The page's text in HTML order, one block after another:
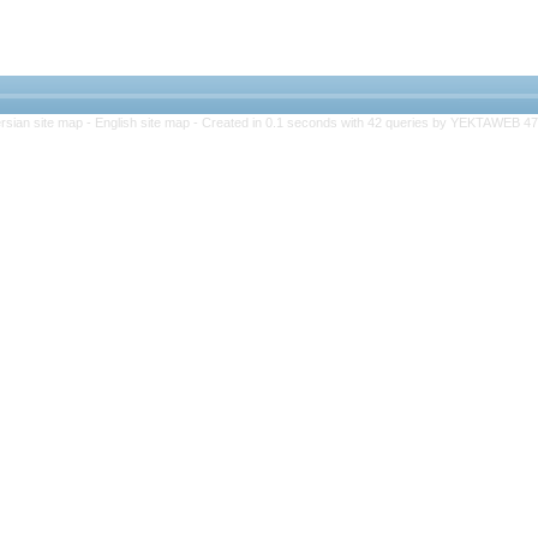
site map - English site map - Created in 0.1 seconds with 42 queries by YEKTAWEB